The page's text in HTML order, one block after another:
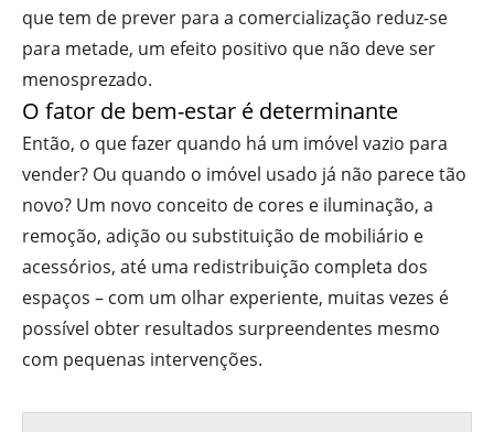
que tem de prever para a comercialização reduz-se
para metade, um efeito positivo que não deve ser
menosprezado.
O fator de bem-estar é determinante
Então, o que fazer quando há um imóvel vazio para
vender? Ou quando o imóvel usado já não parece tão
novo? Um novo conceito de cores e iluminação, a
remoção, adição ou substituição de mobiliário e
acessórios, até uma redistribuição completa dos
espaços – com um olhar experiente, muitas vezes é
possível obter resultados surpreendentes mesmo
com pequenas intervenções.